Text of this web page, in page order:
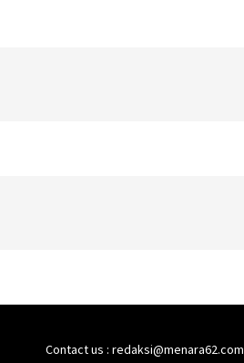
Contact us : redaksi@menara62.com